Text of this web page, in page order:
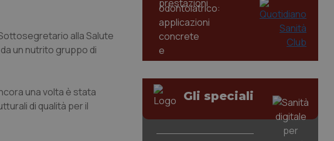
alla Salute
un nutrito gruppo di
una volta è stata
di qualità per il
Gli speciali